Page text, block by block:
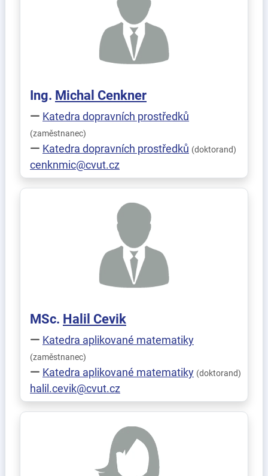
Ing. Michal Cenkner
Katedra dopravních prostředků
(zaměstnanec)
Katedra dopravních prostředků (doktorand)
cenknmic@cvut.cz
MSc. Halil Cevik
Katedra aplikované matematiky
(zaměstnanec)
Katedra aplikované matematiky (doktorand)
halil.cevik@cvut.cz